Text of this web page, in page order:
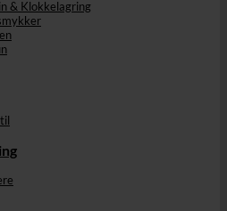
& Klokkelagring